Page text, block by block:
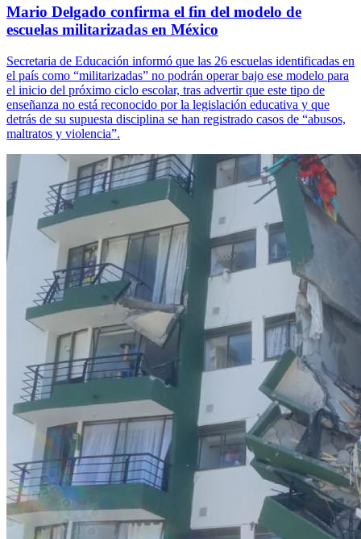
Mario Delgado confirma el fin del modelo de
escuelas militarizadas en México
Secretaria de Educación informó que las 26 escuelas identificadas en
el país como “militarizadas” no podrán operar bajo ese modelo para
el inicio del próximo ciclo escolar, tras advertir que este tipo de
enseñanza no está reconocido por la legislación educativa y que
detrás de su supuesta disciplina se han registrado casos de “abusos,
maltratos y violencia”.